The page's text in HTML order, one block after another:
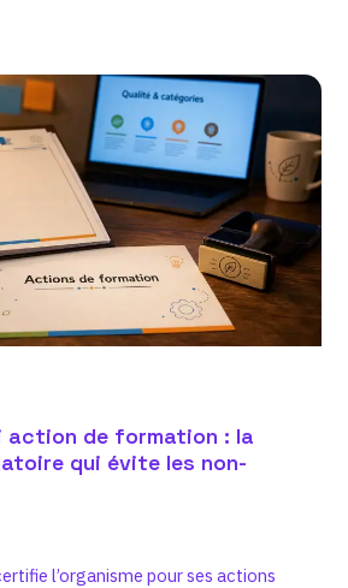
action de formation : la
qui évite les non-
l’organisme pour ses actions